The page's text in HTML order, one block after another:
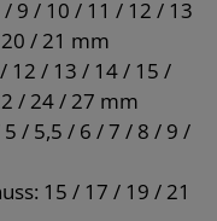
9 / 10 / 11 / 12 / 13
/ 21 mm
12 / 13 / 14 / 15 /
/ 24 / 27 mm
/ 5,5 / 6 / 7 / 8 / 9 /
15 / 17 / 19 / 21